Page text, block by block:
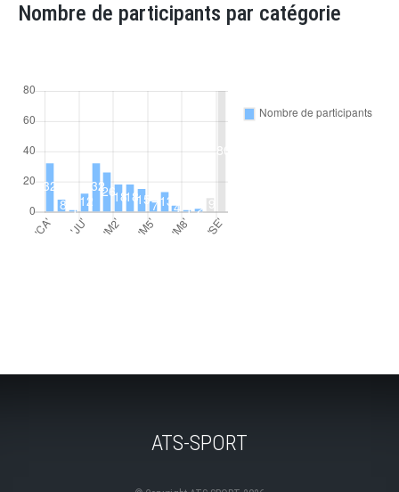
Nombre de participants par catégorie
ATS-SPORT